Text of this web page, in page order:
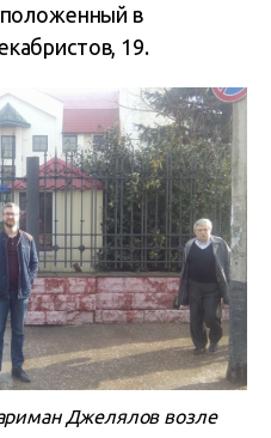
в
19.
Джелялов возле